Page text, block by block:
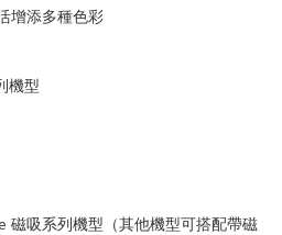
增添多種色彩
機型
磁吸系列機型（其他機型可搭配帶磁